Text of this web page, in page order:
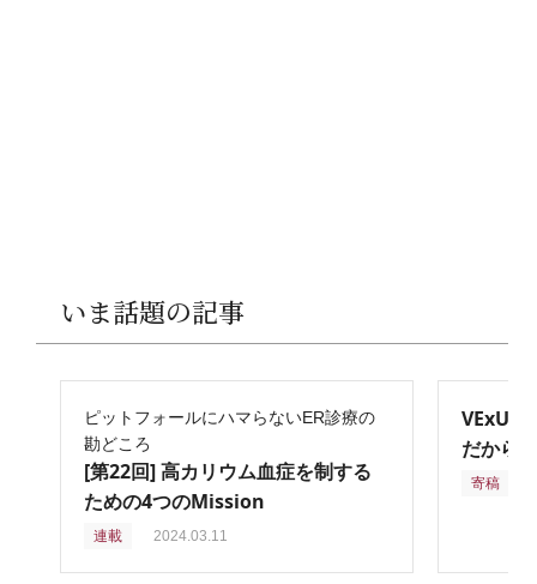
いま話題の記事
ピットフォールにハマらないER診療の
勘どころ
[第22回] 高カリウム血症を制する
ための4つのMission
連載 2024.03.11
VExUS
だから
寄稿